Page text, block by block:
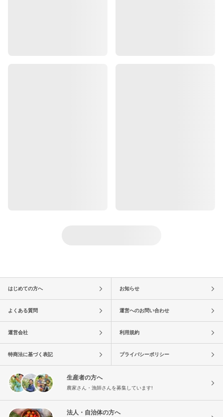
はじめての方へ お知らせ
よくある質問 運営へのお問い合わせ
運営会社 利用規約
特商法に基づく表記 プライバシーポリシー
生産者の方へ
農家さん・漁師さんを募集しています!
法人・自治体の方へ